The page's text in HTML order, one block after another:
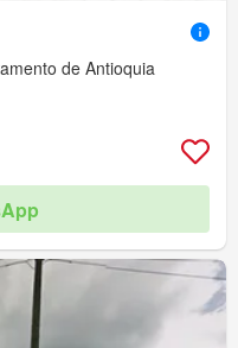
de Antioquia